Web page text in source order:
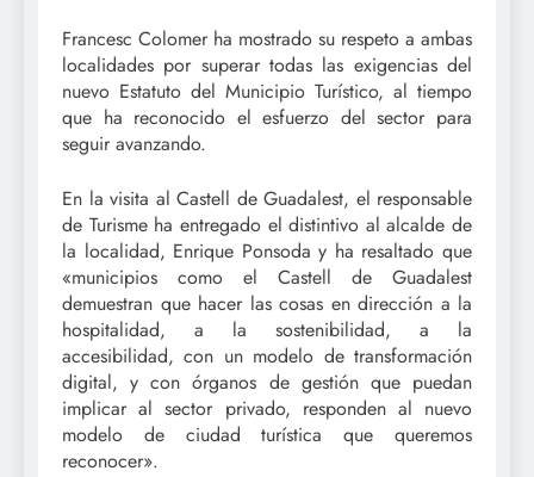
Francesc Colomer ha mostrado su respeto a ambas
localidades por superar todas las exigencias del
nuevo Estatuto del Municipio Turístico, al tiempo
que ha reconocido el esfuerzo del sector para
seguir avanzando.
En la visita al Castell de Guadalest, el responsable
de Turisme ha entregado el distintivo al alcalde de
la localidad, Enrique Ponsoda y ha resaltado que
«municipios como el Castell de Guadalest
demuestran que hacer las cosas en dirección a la
hospitalidad, a la sostenibilidad, a la
accesibilidad, con un modelo de transformación
digital, y con órganos de gestión que puedan
implicar al sector privado, responden al nuevo
modelo de ciudad turística que queremos
reconocer».